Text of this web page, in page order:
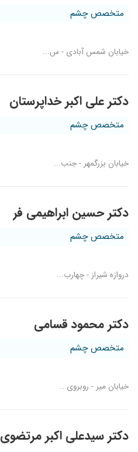
متخصص چشم
خیابان شمس آبادی - س...
دکتر علی اکبر خداپرستان
متخصص چشم
خیابان بزرگمهر - جنب...
دکتر حسین ابراهیمی فر
متخصص چشم
دروازه شیراز - چهارب...
دکتر محمود قسامی
متخصص چشم
خیابان میر - روبروی...
دکتر سیدعلی اکبر مرتضوی